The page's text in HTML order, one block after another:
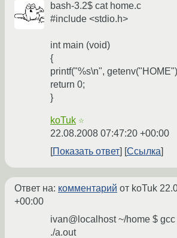
bash-3.2$ cat home.c
#include <stdio.h>
int main (void)
{
printf("%s\n",
return 0;
}
koTuk ☆
22.08.2008 07:47:20 +00:00
Показать ответ
Ссылка
Ответ на: комментарий от koTuk
+00:00
ivan@localhost ~/home $
./a.out